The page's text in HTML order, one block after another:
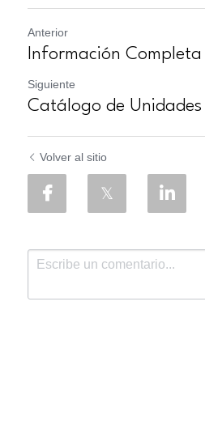
Anterior
Información Completa
Siguiente
Catálogo de Unidades
Volver al sitio